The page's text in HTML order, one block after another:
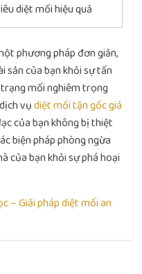
diệt mối hiệu quả
phương pháp đơn giản,
sản của bạn khỏi sự tấn
mối nghiêm trọng
vụdiệt mối tận gốc giá
của bạn không bị thiệt
biện pháp phòng ngừa
của bạn khỏi sự phá hoại
– Giải pháp diệt mối an